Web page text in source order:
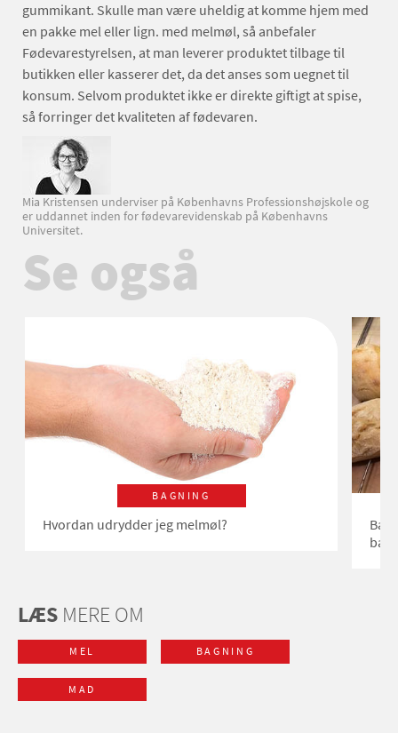
gummikant. Skulle man være uheldig at komme hjem med
en pakke mel eller lign. med melmøl, så anbefaler
Fødevarestyrelsen, at man leverer produktet tilbage til
butikken eller kasserer det, da det anses som uegnet til
konsum. Selvom produktet ikke er direkte giftigt at spise,
så forringer det kvaliteten af fødevaren.
Mia Kristensen underviser på Københavns Professionshøjskole og
er uddannet inden for fødevarevidenskab på Københavns
Universitet.
Se også
BAGNING
Hvordan udrydder jeg melmøl?
LÆS MERE OM
MEL BAGNING
MAD